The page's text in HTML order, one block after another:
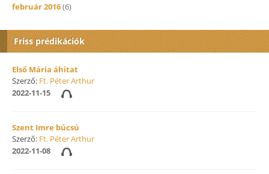
február 2016(6)
Friss prédikációk
Első Mária áhitat
Szerző: Ft. Péter Arthur
2022-11-15
Szent Imre búcsú
Szerző: Ft. Péter Arthur
2022-11-08